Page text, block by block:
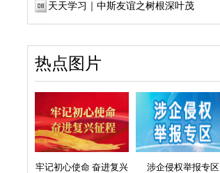
天天学习｜中斯友谊之树根深叶茂
热点图片
牢记初心使命 奋进复兴
涉企侵权举报专区